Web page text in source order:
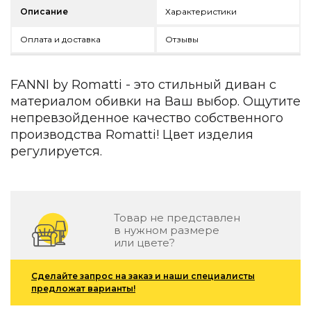
Детская мебель
Фитнес и wellness-оборудование
ROOM — Modern
INTERRA — Soft Modern
ARTOPIA — Mid-Century
DAYZ — Ethno
Все коллекции мебели
По типу
Для кухни
Предметы интерьера
Зеркала
Вентиляторы
Ковры
Описание Характеристики
Оплата и доставка Отзывы
FANNI by Romatti - это стильный диван с
материалом обивки на Ваш выбор. Ощутите
непревзойденное качество собственного
производства Romatti! Цвет изделия
регулируется.
Товар не представлен
в нужном размере
или цвете?
Сделайте запрос на заказ и наши специалисты
предложат варианты!